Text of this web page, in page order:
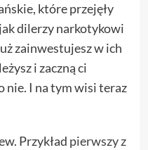
które przejęły
dilerzy narkotykowi
zainwestujesz w ich
i zaczną ci
nie. I na tym wisi teraz
Przykład pierwszy z